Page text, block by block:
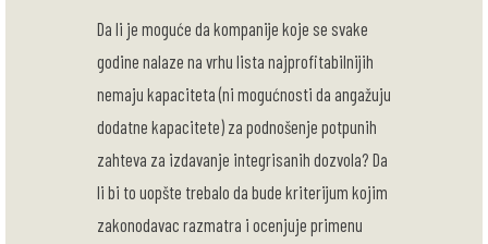
Da li je moguće da kompanije koje se svake
godine nalaze na vrhu lista najprofitabilnijih
nemaju kapaciteta (ni mogućnosti da angažuju
dodatne kapacitete) za podnošenje potpunih
zahteva za izdavanje integrisanih dozvola? Da
li bi to uopšte trebalo da bude kriterijum kojim
zakonodavac razmatra i ocenjuje primenu